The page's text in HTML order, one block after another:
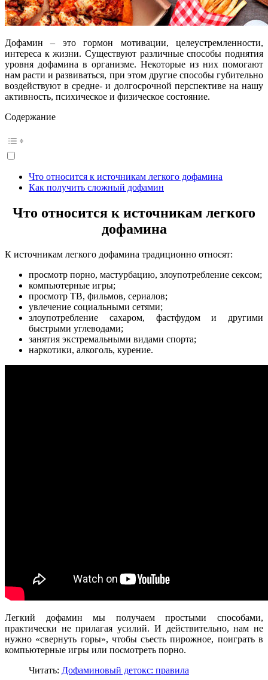
Дофамин – это гормон мотивации, целеустремленности,
интереса к жизни. Существуют различные способы поднятия
уровня дофамина в организме. Некоторые из них помогают
нам расти и развиваться, при этом другие способы губительно
воздействуют в средне- и долгосрочной перспективе на нашу
активность, психическое и физическое состояние.
Содержание
Что относится к источникам легкого дофамина
Как получить сложный дофамин
Что относится к источникам легкого
дофамина
К источникам легкого дофамина традиционно относят:
просмотр порно, мастурбацию, злоупотребление сексом;
компьютерные игры;
просмотр ТВ, фильмов, сериалов;
увлечение социальными сетями;
злоупотребление сахаром, фастфудом и другими
быстрыми углеводами;
занятия экстремальными видами спорта;
наркотики, алкоголь, курение.
Легкий дофамин мы получаем простыми способами,
практически не прилагая усилий. И действительно, нам не
нужно «свернуть горы», чтобы съесть пирожное, поиграть в
компьютерные игры или посмотреть порно.
Читать: Дофаминовый детокс: правила